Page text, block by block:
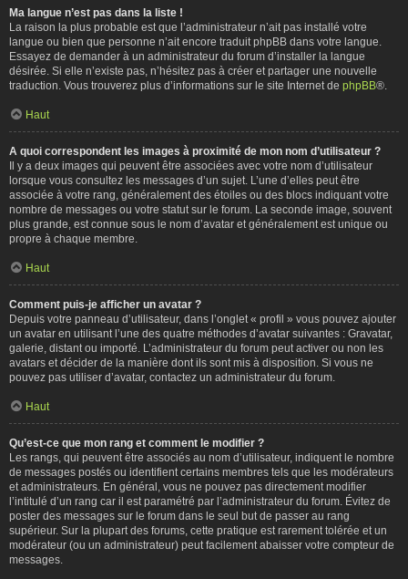
Ma langue n’est pas dans la liste !
La raison la plus probable est que l’administrateur n’ait pas installé votre
langue ou bien que personne n’ait encore traduit phpBB dans votre langue.
Essayez de demander à un administrateur du forum d’installer la langue
désirée. Si elle n’existe pas, n’hésitez pas à créer et partager une nouvelle
traduction. Vous trouverez plus d’informations sur le site Internet de phpBB®.
Haut
A quoi correspondent les images à proximité de mon nom d’utilisateur ?
Il y a deux images qui peuvent être associées avec votre nom d’utilisateur
lorsque vous consultez les messages d’un sujet. L’une d’elles peut être
associée à votre rang, généralement des étoiles ou des blocs indiquant votre
nombre de messages ou votre statut sur le forum. La seconde image, souvent
plus grande, est connue sous le nom d’avatar et généralement est unique ou
propre à chaque membre.
Haut
Comment puis-je afficher un avatar ?
Depuis votre panneau d’utilisateur, dans l’onglet « profil » vous pouvez ajouter
un avatar en utilisant l’une des quatre méthodes d’avatar suivantes : Gravatar,
galerie, distant ou importé. L’administrateur du forum peut activer ou non les
avatars et décider de la manière dont ils sont mis à disposition. Si vous ne
pouvez pas utiliser d’avatar, contactez un administrateur du forum.
Haut
Qu’est-ce que mon rang et comment le modifier ?
Les rangs, qui peuvent être associés au nom d’utilisateur, indiquent le nombre
de messages postés ou identifient certains membres tels que les modérateurs
et administrateurs. En général, vous ne pouvez pas directement modifier
l’intitulé d’un rang car il est paramétré par l’administrateur du forum. Évitez de
poster des messages sur le forum dans le seul but de passer au rang
supérieur. Sur la plupart des forums, cette pratique est rarement tolérée et un
modérateur (ou un administrateur) peut facilement abaisser votre compteur de
messages.